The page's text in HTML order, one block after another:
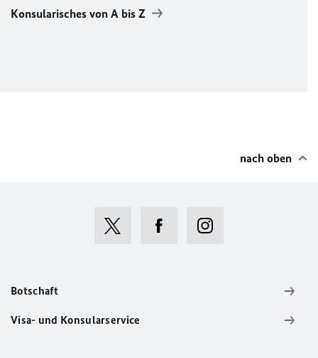
Konsularisches von A bis Z
nach oben
Botschaft
Visa- und Konsularservice